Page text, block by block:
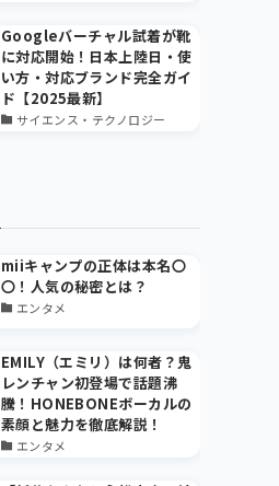
Googleバーチャル試着が靴
に対応開始！日本上陸日・使
い方・対応ブランド完全ガイ
ド【2025最新】
サイエンス・テクノロジー
miiキャンプの正体は本名〇
〇！人気の秘密とは？
エンタメ
EMILY（エミリ）は何者？鬼
レンチャン初登場で話題沸
騰！HONEBONEボーカルの
素顔と魅力を徹底解説！
エンタメ